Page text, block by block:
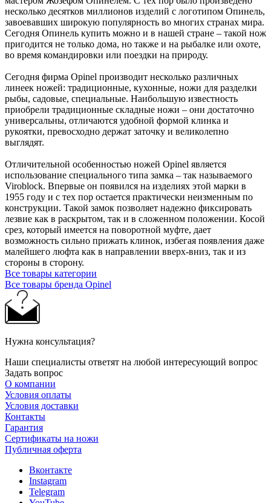
несколько десятков миллионов изделий с логотипом Опинель,
завоевавших широкую популярность во многих странах мира.
Сегодня Опинель купить можно и в нашей стране – такой нож
пригодится не только дома, но также и на рыбалке или охоте,
во время командировки или поездки на природу.
Сегодня фирма Opinel производит несколько различных
линеек ножей: традиционные, кухонные, ножи для разделки
рыбы, садовые, специальные. Наибольшую известность
приобрели традиционные складные ножи – они достаточно
универсальны, отличаются удобной формой клинка и
рукоятки, превосходно держат заточку и великолепно
выглядят.
Отличительной особенностью ножей Opinel является
использование специального типа замка – так называемого
Viroblock. Впервые он появился на изделиях этой марки в
1955 году и с тех пор остается практически неизменным по
конструкции. Такой замок позволяет надежно фиксировать
лезвие как в раскрытом, так и в сложенном положении. Косой
срез, который имеется на поворотной муфте, дает
возможность сильно прижать клинок, избегая появления даже
малейшего люфта как в направлении вверх-вниз, так и из
стороны в сторону.
Все товары категории
Все товары бренда Opinel
Нужна консультация?
Наши специалисты ответят на любой интересующий вопрос
Задать вопрос
О компании
Условия оплаты
Условия доставки
Контакты
Гарантия
Сертификаты на ножи
Публичная оферта
Вконтакте
Instagram
Telegram